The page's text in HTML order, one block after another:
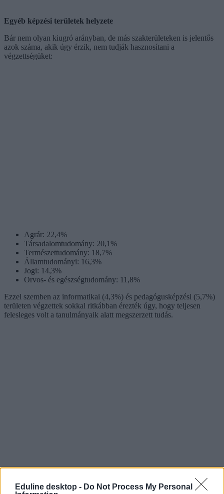
Eduline desktop - Do Not Process My Personal
Egyéb képzési területek helyzete
Bár nem olyan kiugró arányban, de más szakterületeken is jelentős
azok száma, akik úgy érzik, nem tudják hasznosítani a
végzettségüket:
Agrár: 22,4%
Társadalomtudomány: 20,1%
Természettudomány: 18,7%
Államtudományi: 16,3%
Jogi: 14,3%
Orvos- és egészségtudomány: 11,8%
Ezzel szemben az informatikai (4,3%) és pedagógusképzési (5,7%)
területen végzettek sokkal ritkábban érezték úgy, hogy teljesen
felesleges volt a tanulmányaik alatt megszerzett tudás.